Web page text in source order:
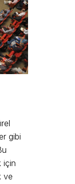
gibi
için
ve